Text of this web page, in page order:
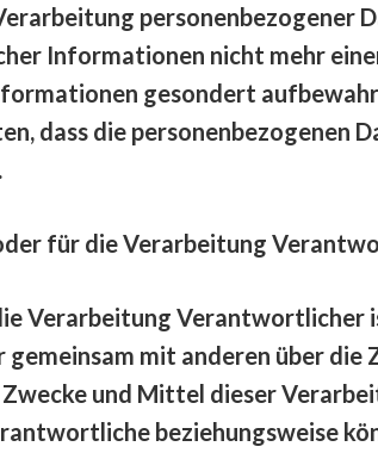
personenbezogener
Informationen nicht mehr
gesondert
dass die
für die Verarbeitung
Verarbeitung Verantwortlicher
gemeinsam mit anderen über
und Mittel dieser
beziehungsweise